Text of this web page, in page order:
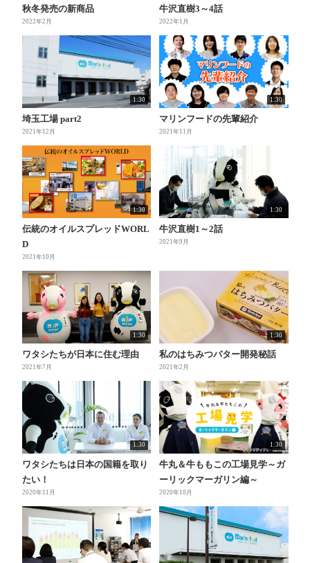
秋冬発売の新商品
2022年2月
牛沢直樹3～4話
2022年1月
1:30
埼玉工場 part2
2021年12月
1:30
マリンフードの先輩紹介
2021年11月
1:30
伝統のオイルスプレッドWORL
D
2021年10月
1:30
牛沢直樹1～2話
2021年9月
1:30
ワタシたちが日本に住む理由
2021年7月
1:30
私のはちみつバター開発秘話
2021年2月
1:30
ワタシたちは日本の国籍を取り
たい！
2020年11月
1:30
牛丸＆牛ももこの工場見学～ガ
ーリックマーガリン編～
2020年10月